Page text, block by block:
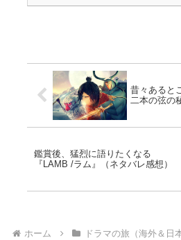
昔々あると
二本の弦の
鑑賞後、猛烈に語りたくなる
『LAMB /ラム』（ネタバレ感想）
ホーム ドラマの旅（海外＆日本